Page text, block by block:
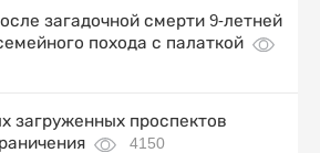
загадочной смерти 9-летней
похода с палаткой
загруженных проспектов
4150